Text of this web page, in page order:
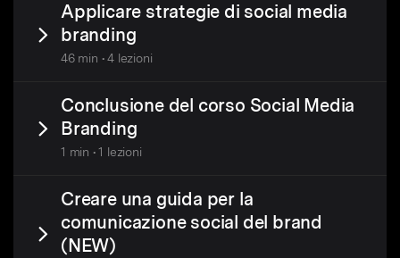
Applicare strategie di social media
branding
46 min • 4 lezioni
Conclusione del corso Social Media
Branding
1 min • 1 lezioni
Creare una guida per la
comunicazione social del brand
(NEW)